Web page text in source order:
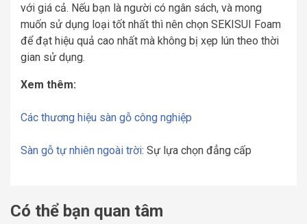
với giá cả. Nếu bạn là người có ngân sách, và mong
muốn sử dụng loại tốt nhất thì nên chọn SEKISUI Foam
để đạt hiệu quả cao nhất mà không bị xẹp lún theo thời
gian sử dụng.
Xem thêm:
Các thương hiệu sàn gỗ công nghiệp
Sàn gỗ tự nhiên ngoài trời: Sự lựa chọn đẳng cấp
Có thể bạn quan tâm